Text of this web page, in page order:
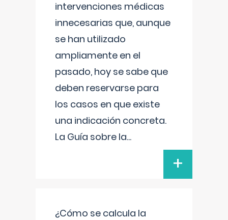
intervenciones médicas
innecesarias que, aunque
se han utilizado
ampliamente en el
pasado, hoy se sabe que
deben reservarse para
los casos en que existe
una indicación concreta.
La Guía sobre la...
+
¿Cómo se calcula la